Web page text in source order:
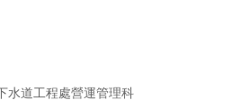
水道工程處營運管理科